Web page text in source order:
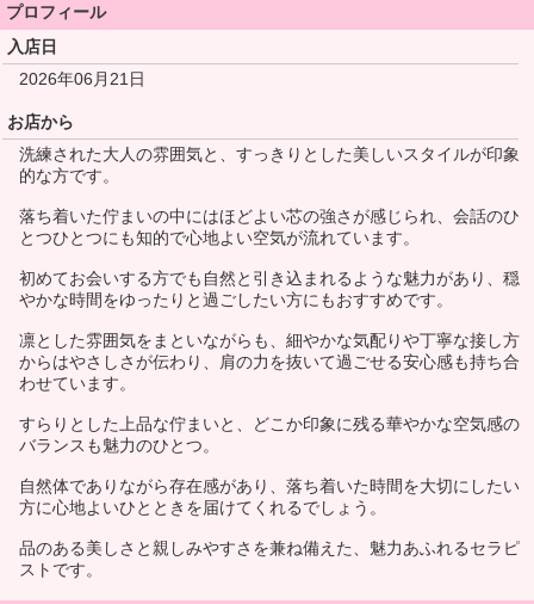
プロフィール
入店日
2026年06月21日
お店から
洗練された大人の雰囲気と、すっきりとした美しいスタイルが印象
的な方です。
落ち着いた佇まいの中にはほどよい芯の強さが感じられ、会話のひ
とつひとつにも知的で心地よい空気が流れています。
初めてお会いする方でも自然と引き込まれるような魅力があり、穏
やかな時間をゆったりと過ごしたい方にもおすすめです。
凛とした雰囲気をまといながらも、細やかな気配りや丁寧な接し方
からはやさしさが伝わり、肩の力を抜いて過ごせる安心感も持ち合
わせています。
すらりとした上品な佇まいと、どこか印象に残る華やかな空気感の
バランスも魅力のひとつ。
自然体でありながら存在感があり、落ち着いた時間を大切にしたい
方に心地よいひとときを届けてくれるでしょう。
品のある美しさと親しみやすさを兼ね備えた、魅力あふれるセラピ
ストです。